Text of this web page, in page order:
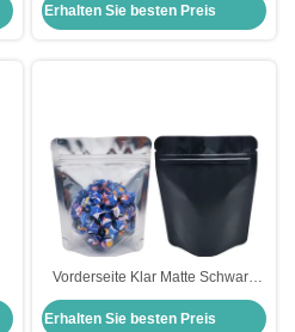
Sie auf Mylar Tasche Taschen mit
Ziplock für
Erhalten Sie besten Preis
Vorderseite Klar Matte Schwarz
Rückseite 13 Mil 3,5 g Mylar
Ziplock Stehbeutel für Unkraut
Erhalten Sie besten Preis